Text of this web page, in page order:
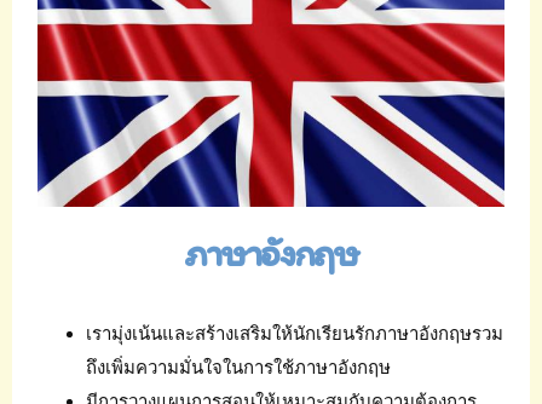
ภาษาอังกฤษ
เรามุ่งเน้นและสร้างเสริมให้นักเรียนรักภาษาอังกฤษรวม
ถึงเพิ่มความมั่นใจในการใช้ภาษาอังกฤษ